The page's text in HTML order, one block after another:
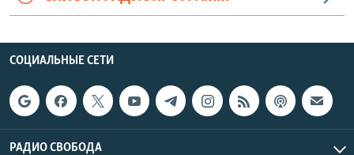
СОЦИАЛЬНЫЕ СЕТИ
РАДИО СВОБОДА